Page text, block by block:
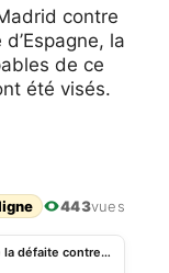
contre
la
de ce
été visés.
443vues
Real Madrid: les coupables de la défaite contre le Barça désignés